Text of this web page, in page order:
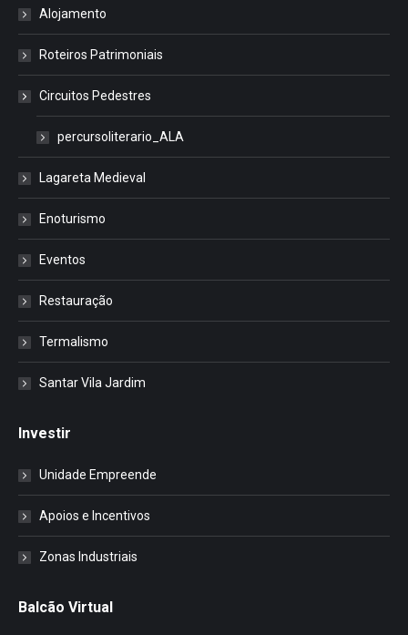
Alojamento
Roteiros Patrimoniais
Circuitos Pedestres
percursoliterario_ALA
Lagareta Medieval
Enoturismo
Eventos
Restauração
Termalismo
Santar Vila Jardim
Investir
Unidade Empreende
Apoios e Incentivos
Zonas Industriais
Balcão Virtual